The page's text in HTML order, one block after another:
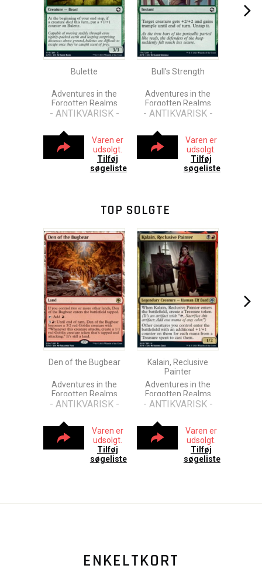
Bulette
Adventures in the
Forgotten Realms
- ANTIKVARISK -
Varen er
udsolgt.
Tilføj
søgeliste
Bull's Strength
Adventures in the
Forgotten Realms
- ANTIKVARISK -
Varen er
udsolgt.
Tilføj
søgeliste
TOP SOLGTE
Den of the Bugbear
Adventures in the
Forgotten Realms
- ANTIKVARISK -
Varen er
udsolgt.
Tilføj
søgeliste
Kalain, Reclusive
Painter
Adventures in the
Forgotten Realms
- ANTIKVARISK -
Varen er
udsolgt.
Tilføj
søgeliste
ENKELTKORT